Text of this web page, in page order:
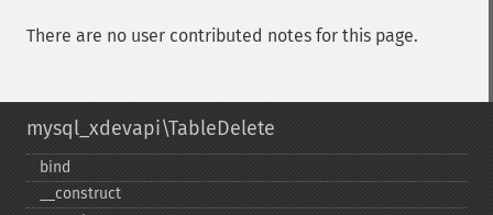
There are no user contributed notes for this page.
mysql_xdevapi\TableDelete
bind
_​_​construct